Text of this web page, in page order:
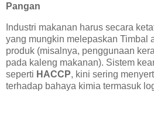
Pangan
Industri makanan harus secara
yang mungkin melepaskan Timbal
produk (misalnya, penggunaan
pada kaleng makanan). Sistem
seperti HACCP, kini sering
terhadap bahaya kimia termasuk